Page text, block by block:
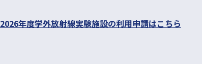
2026年度学外放射線実験施設の利用申請はこちら